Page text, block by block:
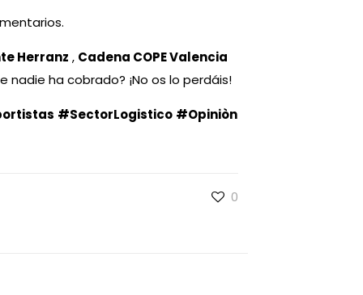
Herranz , Cadena COPE Valencia
ha cobrado? ¡No os lo perdáis!
#SectorLogistico #Opiniòn
0